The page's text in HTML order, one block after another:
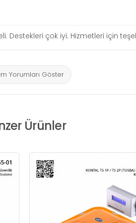
Destekleri çok iyi. Hizmetleri için
Yorumları Göster
Ürünler